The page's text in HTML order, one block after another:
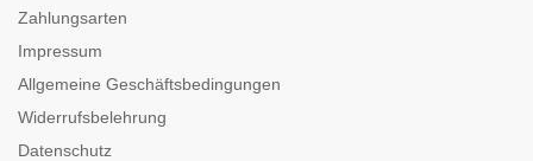
Zahlungsarten
Impressum
Allgemeine Geschäftsbedingungen
Widerrufsbelehrung
Datenschutz